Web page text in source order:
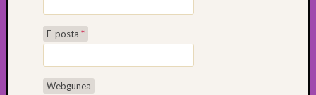
E-posta *
Webgunea